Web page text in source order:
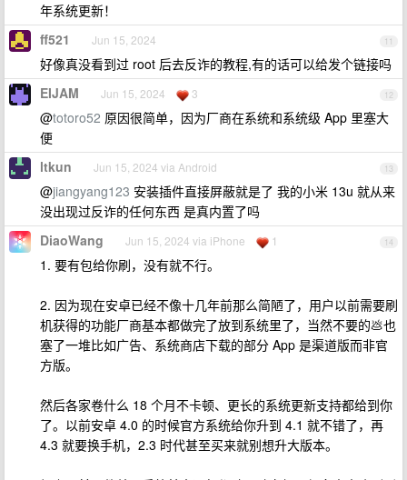
年系统更新！
11
ff521 Jun 15, 2024
好像真没看到过 root 后去反诈的教程,有的话可以给发个链接吗
12
EIJAM Jun 15, 2024 3
@totoro52 原因很简单，因为厂商在系统和系统级 App 里塞大
便
13
ltkun Jun 15, 2024 via Android
@jiangyang123 安装插件直接屏蔽就是了 我的小米 13u 就从来
没出现过反诈的任何东西 是真内置了吗
14
DiaoWang Jun 15, 2024 via iPhone 1
1. 要有包给你刷，没有就不行。
2. 因为现在安卓已经不像十几年前那么简陋了，用户以前需要刷
机获得的功能厂商基本都做完了放到系统里了，当然不要的💩也
塞了一堆比如广告、系统商店下载的部分 App 是渠道版而非官
方版。
然后各家卷什么 18 个月不卡顿、更长的系统更新支持都给到你
了。以前安卓 4.0 的时候官方系统给你升到 4.1 就不错了，再
4.3 就要换手机，2.3 时代甚至买来就别想升大版本。